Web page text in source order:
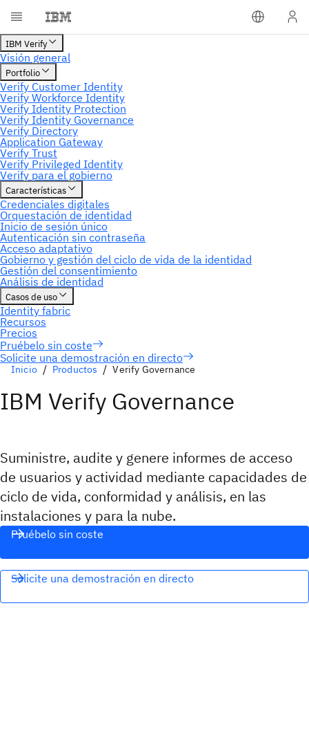
Solicite una demostración en directo
Inicio Productos Verify Governance
IBM Verify Governance
Suministre, audite y genere informes de acceso
de usuarios y actividad mediante capacidades de
ciclo de vida, conformidad y análisis, en las
instalaciones y para la nube.
Pruébelo sin coste
Solicite una demostración en directo